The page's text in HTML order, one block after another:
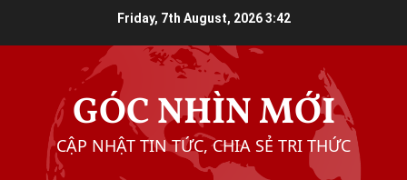
Friday, 7th August, 20263:42
GÓC NHÌN MỚI
CẬP NHẬT TIN TỨC, CHIA SẺ TRI THỨC